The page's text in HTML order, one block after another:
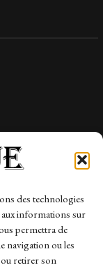
des technologies
informations sur
permettra de
navigation ou les
retirer son